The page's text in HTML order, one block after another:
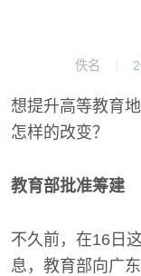
佚名
想提升高等教育
怎样的改变？
教育部批准筹建
不久前，在16日
息，教育部向广